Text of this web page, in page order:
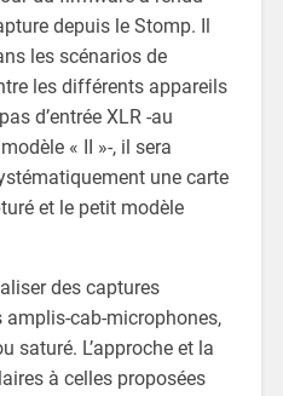
depuis le Stomp. Il
les scénarios de
les différents appareils
d’entrée XLR -au
« II »-, il sera
une carte
et le petit modèle
des captures
amplis-cab-microphones,
saturé. L’approche et la
à celles proposées